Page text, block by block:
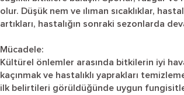
olur. Düşük nem ve ılıman sıcaklıklar,
artıkları, hastalığın sonraki sezonlarda
Mücadele:
Kültürel önlemler arasında bitkilerin iyi
kaçınmak ve hastalıklı yaprakları
ilk belirtileri görüldüğünde uygun